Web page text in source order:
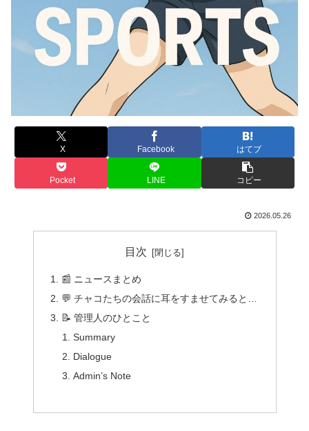
X Facebook はてブ
Pocket LINE コピー
2026.05.26
目次
📰 ニュースまとめ
💬 チャコたちの会話に耳をすませてみると…
📝 管理人のひとこと
Summary
Dialogue
Admin’s Note